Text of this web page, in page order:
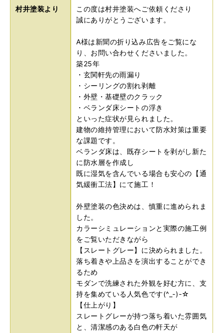
村井塗装より
この度は村井塗装へご依頼くださり
誠にありがとうございます。
A様は新聞の折り込み広告をご覧にな
り、お問い合わせくださいました。
築25年
・玄関軒先の雨漏り
・シーリングの割れ剥離
・外壁・基礎壁のクラック
・ベランダ床シートの浮き
といった症状が見られました。
建物の維持管理において防水対策は重要
な課題です。
ベランダ床は、既存シートを剥がし新た
に防水層を作成し
既に湿気を含んでいる場合も安心の【通
気緩衝工法】にて施工！
外壁塗装の色決めは、慎重に進められま
した。
カラーシミュレーションと実際の施工例
をご覧いただきながら
【スレートグレー】に決められました。
落ち着きや上品さを演出することができ
るため
モダンで洗練された外観を好む方に、支
持を集めている人気色です(^_-)-☆
【仕上がり】
スレートグレーが持つ落ち着いた雰囲気
と、清潔感のある白色の軒天が